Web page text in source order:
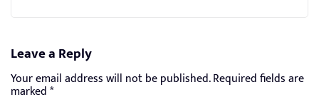
Leave a Reply
Your email address will not be published.Required fields are
marked*